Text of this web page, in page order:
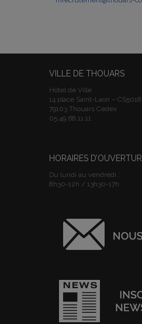
VILLE DE THOUARS
Hôtel de Ville
14 place Saint-Laon –
79103 Thouars Cedex
05.49.68.11.11
HORAIRES
Du lundi au vendredi :
8h30-12h / 13h30-17h